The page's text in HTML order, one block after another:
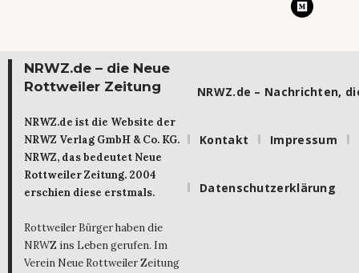
NRWZ.de – die Neue
Rottweiler Zeitung
NRWZ.de ist die Website der
NRWZ Verlag GmbH & Co. KG.
NRWZ, das bedeutet Neue
Rottweiler Zeitung. 2004
erschien diese erstmals.
Rottweiler Bürger haben die
NRWZ ins Leben gerufen. Im
Verein Neue Rottweiler Zeitung
NRWZ.de – Nachrichten,
Kontakt Impressum
Datenschutzerklärung